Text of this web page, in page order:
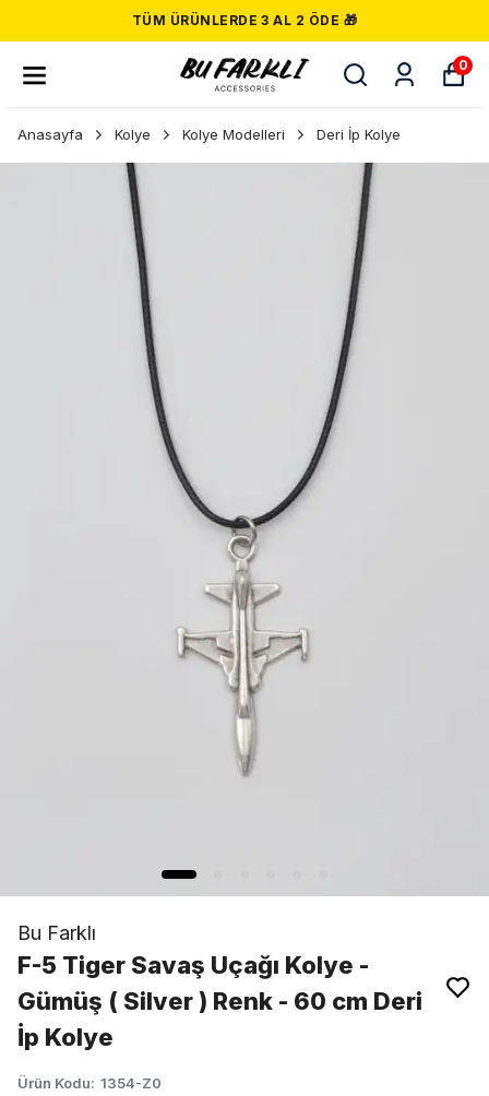
TÜM ÜRÜNLERDE 3 AL 2 ÖDE 🎁
0
Anasayfa Kolye Kolye Modelleri Deri İp Kolye
Bu Farklı
F-5 Tiger Savaş Uçağı Kolye -
Gümüş ( Silver ) Renk - 60 cm Deri
İp Kolye
Ürün Kodu: 1354-Z0